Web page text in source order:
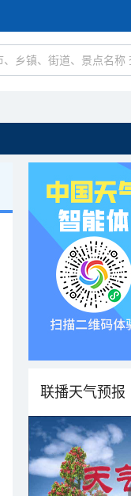
联播天气预报